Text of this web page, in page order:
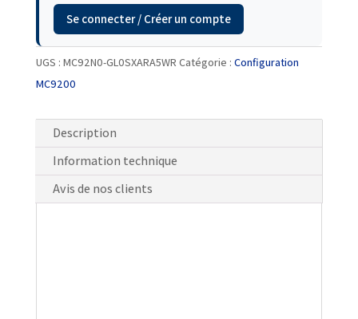
Se connecter / Créer un compte
UGS : MC92N0-GL0SXARA5WR Catégorie : Configuration
MC9200
Description
Information technique
Avis de nos clients